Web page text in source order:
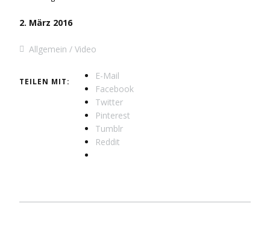
2. März 2016
Allgemein Video
TEILEN MIT:
E-Mail
Facebook
Twitter
Pinterest
Tumblr
Reddit